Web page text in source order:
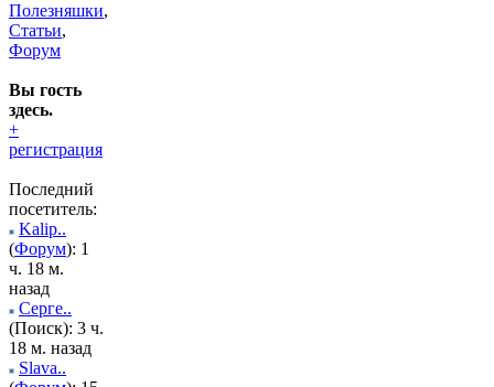
Полезняшки,
Статьи,
Форум
Вы гость
здесь.
+
регистрация
Последний
посетитель:
Kalip..
(Форум): 1
ч. 18 м.
назад
Серге..
(Поиск): 3 ч.
18 м. назад
Slava..